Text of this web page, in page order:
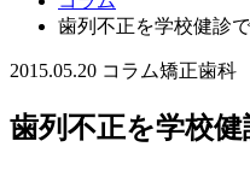
歯列不正を学校健診
2015.05.20 コラム矯正歯科
歯列不正を学校